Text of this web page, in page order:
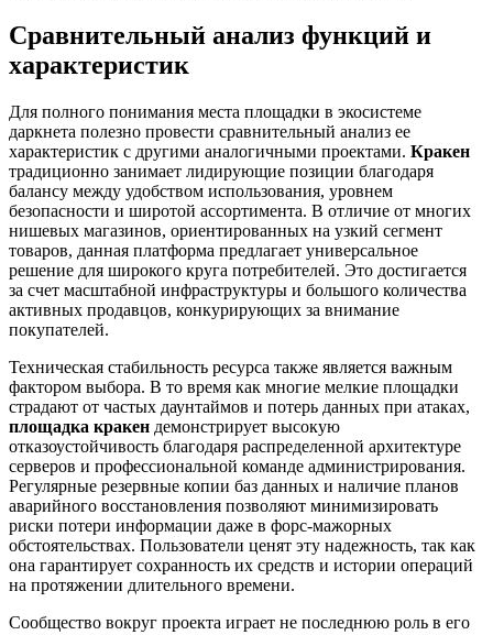
Сравнительный анализ функций и
характеристик
Для полного понимания места площадки в экосистеме
даркнета полезно провести сравнительный анализ ее
характеристик с другими аналогичными проектами. Кракен
традиционно занимает лидирующие позиции благодаря
балансу между удобством использования, уровнем
безопасности и широтой ассортимента. В отличие от многих
нишевых магазинов, ориентированных на узкий сегмент
товаров, данная платформа предлагает универсальное
решение для широкого круга потребителей. Это достигается
за счет масштабной инфраструктуры и большого количества
активных продавцов, конкурирующих за внимание
покупателей.
Техническая стабильность ресурса также является важным
фактором выбора. В то время как многие мелкие площадки
страдают от частых даунтаймов и потерь данных при атаках,
площадка кракен демонстрирует высокую
отказоустойчивость благодаря распределенной архитектуре
серверов и профессиональной команде администрирования.
Регулярные резервные копии баз данных и наличие планов
аварийного восстановления позволяют минимизировать
риски потери информации даже в форс-мажорных
обстоятельствах. Пользователи ценят эту надежность, так как
она гарантирует сохранность их средств и истории операций
на протяжении длительного времени.
Сообщество вокруг проекта играет не последнюю роль в его